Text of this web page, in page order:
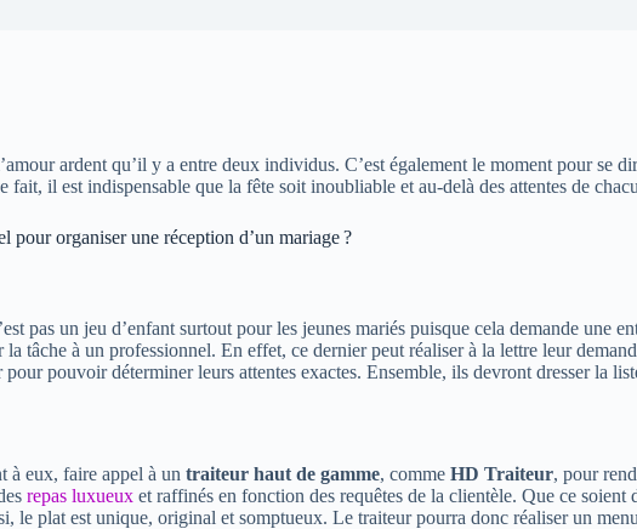
ardent qu’il y a entre deux individus. C’est également le moment pour
fait, il est indispensable que la fête soit inoubliable et au-delà des attentes de
pour organiser une réception d’un mariage ?
pas un jeu d’enfant surtout pour les jeunes mariés puisque cela demande
tâche à un professionnel. En effet, ce dernier peut réaliser à la lettre leur
pouvoir déterminer leurs attentes exactes. Ensemble, ils devront dresser la
à eux, faire appel à un traiteur haut de gamme, comme HD Traiteur, pour
repas luxueux et raffinés en fonction des requêtes de la clientèle. Que ce soient
le plat est unique, original et somptueux. Le traiteur pourra donc réaliser un